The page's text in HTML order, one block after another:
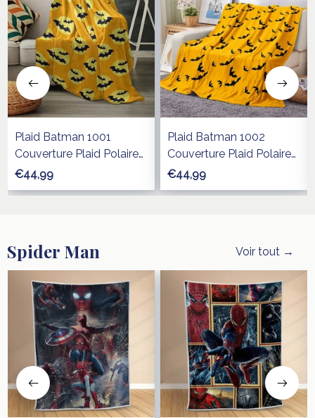
Plaid Batman 1001
Couverture Plaid Polaire
Plaid Canapé
€44,99
Plaid Batman 1002
Couverture Plaid Polaire
Plaid Canapé
€44,99
Spider Man Voir tout →